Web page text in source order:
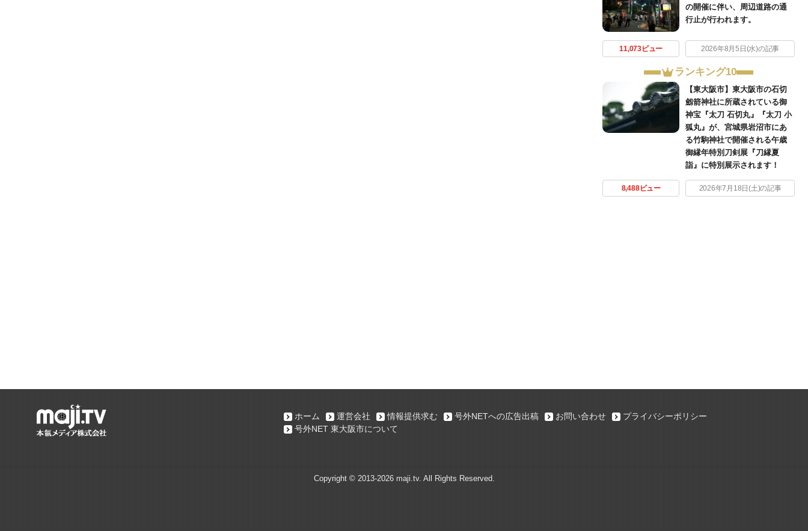
の開催に伴い、周辺道路の通
行止が行われます。
11,073ビュー 2026年8月5日(水)の記事
ランキング10
【東大阪市】東大阪市の石切
劔箭神社に所蔵されている御
神宝『太刀 石切丸』『太刀 小
狐丸』が、宮城県岩沼市にあ
る竹駒神社で開催される午歳
御縁年特別刀剣展『刀縁夏
詣』に特別展示されます！
8,488ビュー 2026年7月18日(土)の記事
ホーム 運営会社 情報提供求む 号外NETへの広告出稿 お問い合わせ
プライバシーポリシー
号外NET 東大阪市について
Copyright © 2013-2026 maji.tv. All Rights Reserved.